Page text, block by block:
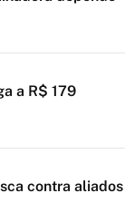
a R$ 179
contra aliados